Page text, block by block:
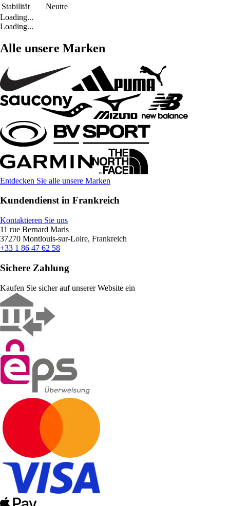
Stabilität
Neutre
Loading...
Loading...
Alle unsere Marken
Entdecken Sie alle unsere Marken
Kundendienst in Frankreich
Kontaktieren Sie uns
11 rue Bernard Maris
37270 Montlouis-sur-Loire, Frankreich
+33 1 86 47 62 58
Sichere Zahlung
Kaufen Sie sicher auf unserer Website ein